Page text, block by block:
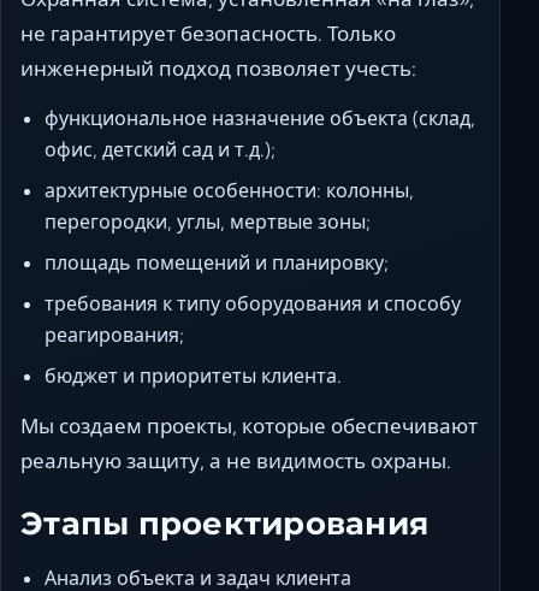
не гарантирует безопасность. Только
инженерный подход позволяет учесть:
функциональное назначение объекта (склад,
офис, детский сад и т.д.);
архитектурные особенности: колонны,
перегородки, углы, мертвые зоны;
площадь помещений и планировку;
требования к типу оборудования и способу
реагирования;
бюджет и приоритеты клиента.
Мы создаем проекты, которые обеспечивают
реальную защиту, а не видимость охраны.
Этапы проектирования
Анализ объекта и задач клиента